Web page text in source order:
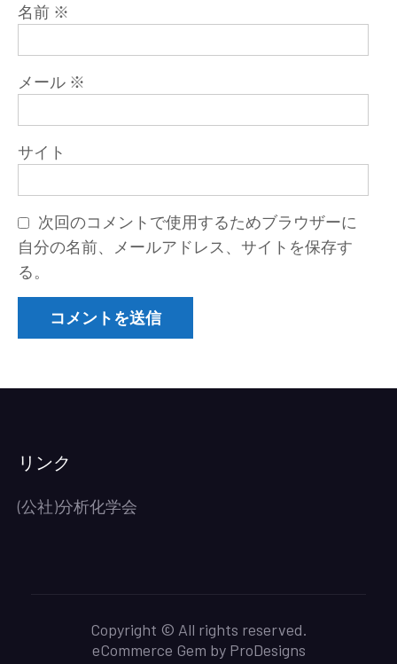
名前 ※
メール ※
サイト
次回のコメントで使用するためブラウザーに
自分の名前、メールアドレス、サイトを保存す
る。
リンク
(公社)分析化学会
Copyright © All rights reserved.
eCommerce Gem by ProDesigns